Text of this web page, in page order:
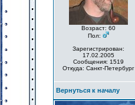
Возраст: 60
Пол:
Зарегистрирован:
17.02.2005
Сообщения: 1519
Откуда: Санкт-Петербург
Вернуться к началу